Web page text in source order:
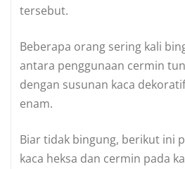
tersebut.
Beberapa orang sering kali
antara penggunaan cermin
dengan susunan kaca
enam.
Biar tidak bingung, berikut ini
kaca heksa dan cermin pada